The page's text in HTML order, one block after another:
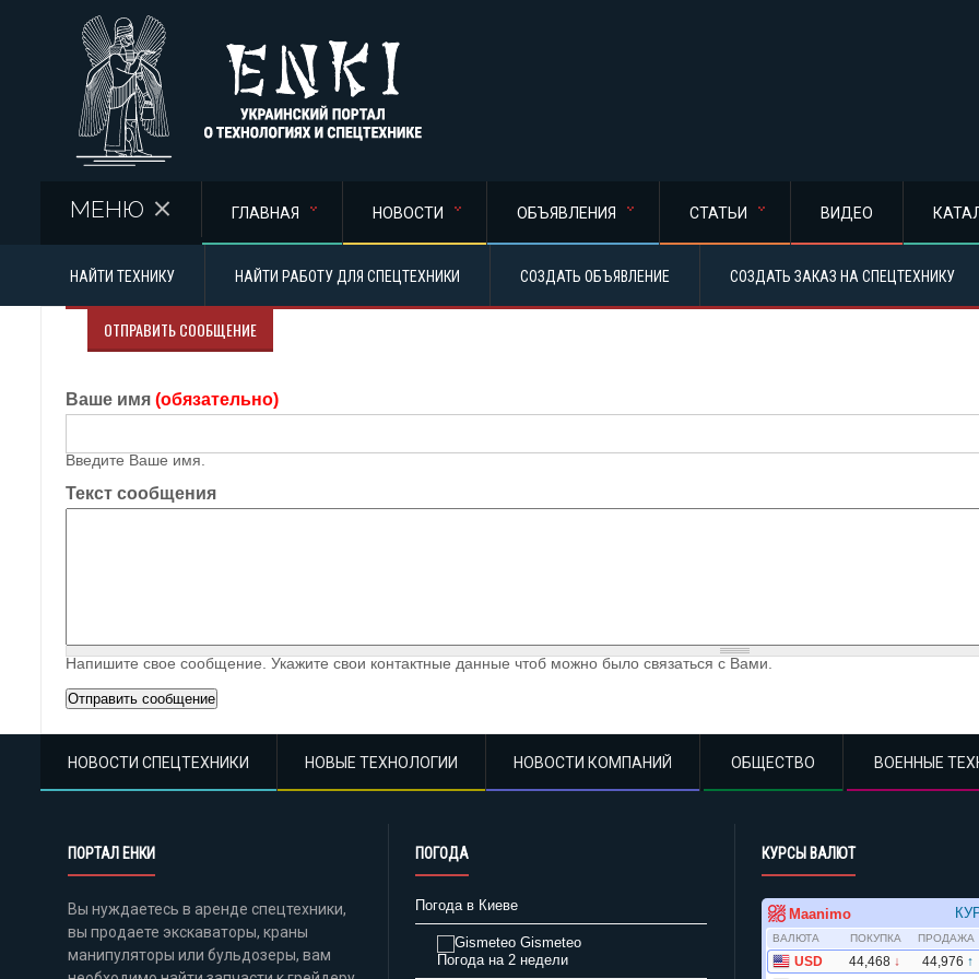
МЕНЮ ГЛАВНАЯ НОВОСТИ ОБЪЯВЛЕНИЯ СТАТЬИ ВИДЕО
НАЙТИ ТЕХНИКУ НАЙТИ РАБОТУ ДЛЯ СПЕЦТЕХНИКИ СОЗДАТЬ ОБЪЯВЛЕНИЕ СОЗДАТЬ ЗАКАЗ НА СПЕЦТЕХНИКУ
ОТПРАВИТЬ СООБЩЕНИЕ
Ваше имя (обязательно)
Введите Ваше имя.
Текст сообщения
Напишите свое сообщение. Укажите свои контактные данные чтоб можно было связаться с Вами.
НОВОСТИ СПЕЦТЕХНИКИ НОВЫЕ ТЕХНОЛОГИИ НОВОСТИ КОМПАНИЙ ОБЩЕСТВО ВОЕННЫЕ
ПОРТАЛ ЕНКИ
Вы нуждаетесь в аренде спецтехники,
вы продаете экскаваторы, краны
манипуляторы или бульдозеры, вам
ПОГОДА
Погода в Киеве
Gismeteo
Погода на 2 недели
КУРСЫ ВАЛЮТ